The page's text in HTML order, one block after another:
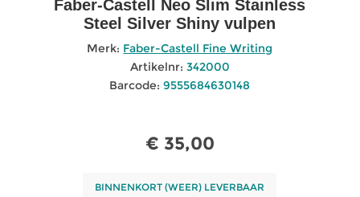
Faber-Castell Neo Slim Stainless
Steel Silver Shiny vulpen
Merk: Faber-Castell Fine Writing
Artikelnr: 342000
Barcode: 9555684630148
€ 35,00
BINNENKORT (WEER) LEVERBAAR